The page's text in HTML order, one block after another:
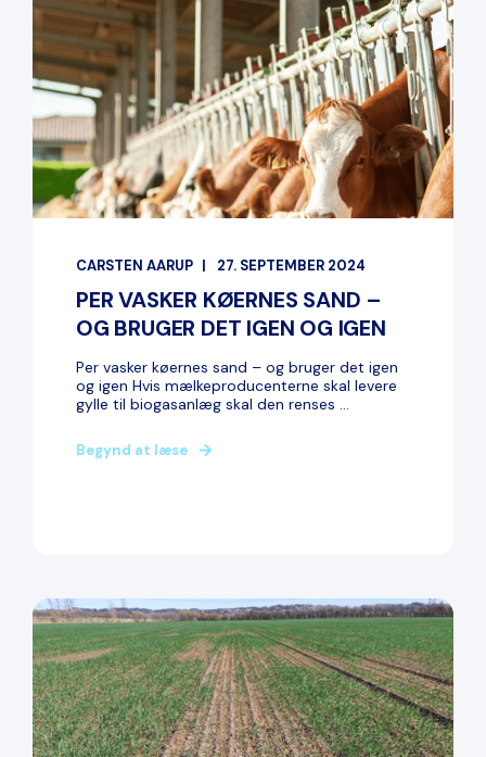
CARSTEN AARUP 27. SEPTEMBER 2024
PER VASKER KØERNES SAND –
OG BRUGER DET IGEN OG IGEN
Per vasker køernes sand – og bruger det igen
og igen Hvis mælkeproducenterne skal levere
gylle til biogasanlæg skal den renses ...
Begynd at læse